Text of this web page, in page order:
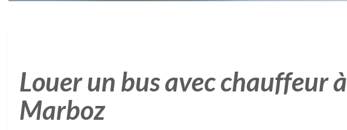
Louer un bus avec chauffeur à
Marboz